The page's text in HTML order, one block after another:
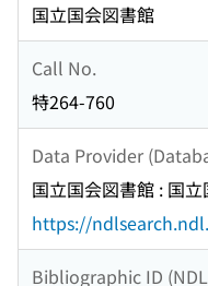
国立国会図書館
Call No.
特264-760
Data Provider
国立国会図書館 : 国
https://
Bibliographic ID